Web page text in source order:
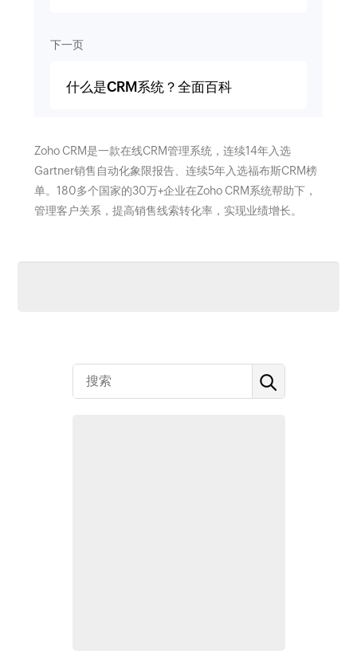
下一页
什么是CRM系统？全面百科
Zoho CRM是一款在线CRM管理系统，连续14年入选
Gartner销售自动化象限报告、连续5年入选福布斯CRM榜
单。180多个国家的30万+企业在Zoho CRM系统帮助下，
管理客户关系，提高销售线索转化率，实现业绩增长。